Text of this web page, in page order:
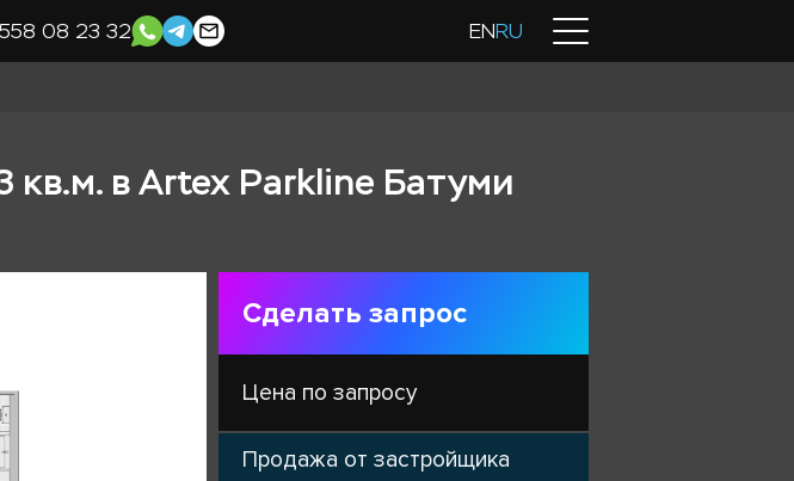
08 23 32 ENRU
в Artex Parkline Батуми
Сделать запрос
Цена по запросу
Продажа от застройщика